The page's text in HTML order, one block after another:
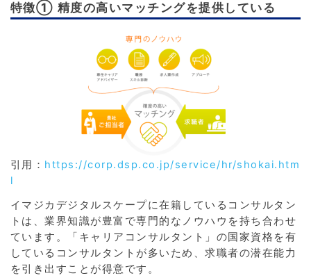
特徴① 精度の高いマッチングを提供している
引用： https://corp.dsp.co.jp/service/hr/shokai.htm
l
イマジカデジタルスケープに在籍しているコンサルタン
トは、業界知識が豊富で専門的なノウハウを持ち合わせ
ています。「キャリアコンサルタント」の国家資格を有
しているコンサルタントが多いため、求職者の潜在能力
を引き出すことが得意です。